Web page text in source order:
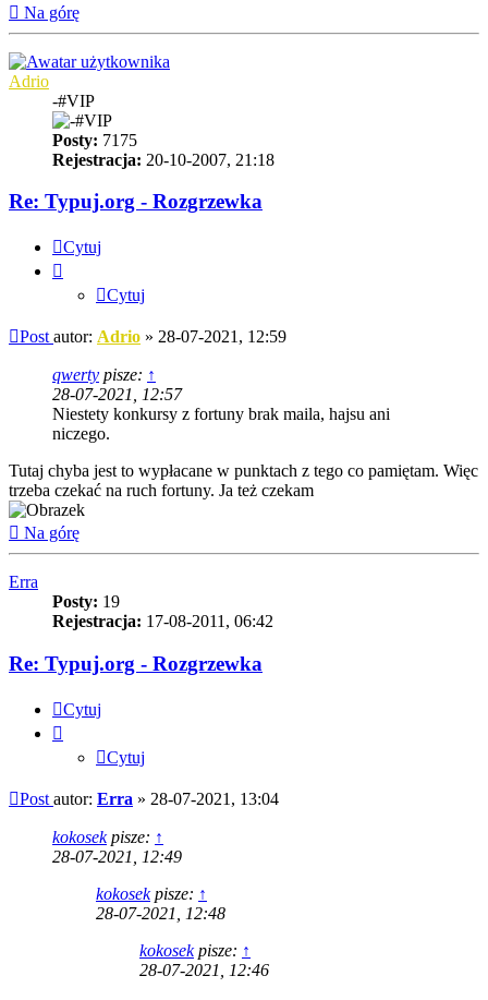
Na górę
Adrio
-#VIP
Posty: 7175
Rejestracja: 20-10-2007, 21:18
Re: Typuj.org - Rozgrzewka
Cytuj
Cytuj
Post autor: Adrio » 28-07-2021, 12:59
qwerty pisze: ↑
28-07-2021, 12:57
Niestety konkursy z fortuny brak maila, hajsu ani
niczego.
Tutaj chyba jest to wypłacane w punktach z tego co pamiętam. Więc
trzeba czekać na ruch fortuny. Ja też czekam
Na górę
Erra
Posty: 19
Rejestracja: 17-08-2011, 06:42
Re: Typuj.org - Rozgrzewka
Cytuj
Cytuj
Post autor: Erra » 28-07-2021, 13:04
kokosekpisze: ↑
28-07-2021, 12:49
kokosekpisze: ↑
28-07-2021, 12:48
kokosekpisze: ↑
28-07-2021, 12:46